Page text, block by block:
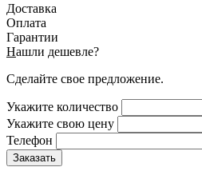
Доставка
Оплата
Гарантии
Нашли дешевле?
Сделайте свое предложение.
Укажите количество
Укажите свою цену
Телефон